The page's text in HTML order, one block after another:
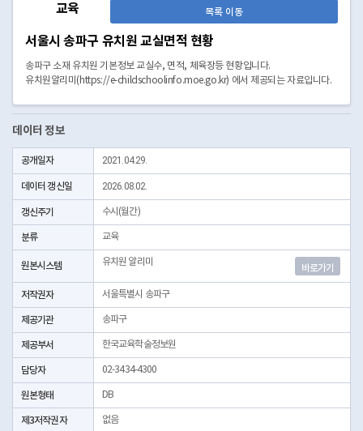
교육 목록 이동
서울시 송파구 유치원 교실면적 현황
송파구 소재 유치원 기본정보 교실수, 면적, 체육장등 현황입니다.
유치원알리미(https://e-childschoolinfo.moe.go.kr) 에서 제공되는 자료입니다.
데이터 정보
공개일자 2021.04.29.
데이터 갱신일 2026.08.02.
갱신주기 수시(월간)
분류 교육
원본시스템 유치원 알리미
바로가기
저작권자 서울특별시 송파구
제공기관 송파구
제공부서 한국교육학술정보원
담당자 02-3434-4300
원본형태 DB
제3저작권자 없음